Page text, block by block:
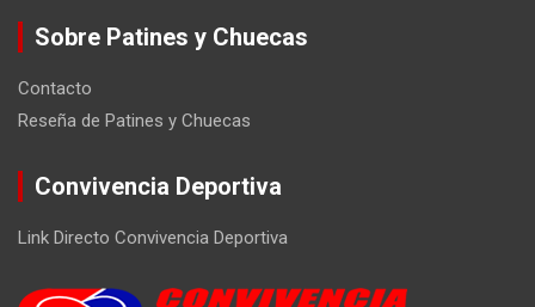
Sobre Patines y Chuecas
Contacto
Reseña de Patines y Chuecas
Convivencia Deportiva
Link Directo Convivencia Deportiva